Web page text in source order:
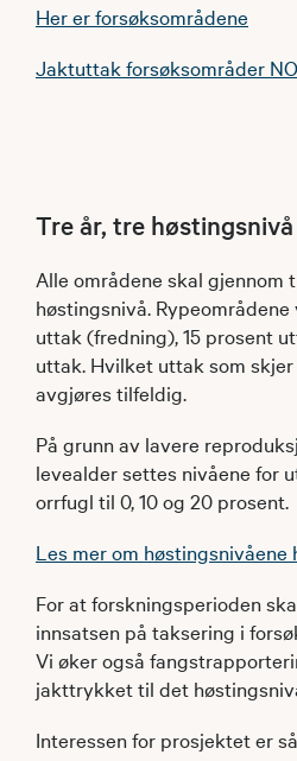
Her er forsøksområdene
Jaktuttak forsøksområder
Tre år, tre høstingsnivå
Alle områdene skal gjennom
høstingsnivå.
uttak (fredning), 15 prosent
uttak. Hvilket uttak som
avgjøres tilfeldig.
På grunn av lavere
levealder settes nivåene for
orrfugl til 0, 10 og 20 prosent.
Les mer om høstingsnivåene
For at forskningsperioden
innsatsen på taksering i
Vi øker også
jakttrykket til det
Interessen for prosjektet er